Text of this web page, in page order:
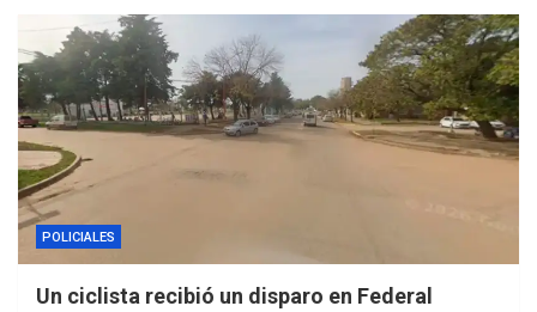
POLICIALES
Un ciclista recibió un disparo en Federal